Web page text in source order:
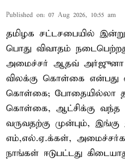
Published on: 07 Aug 2026, 10:55 am
தமிழக சட்டசபையில்
பொது விவாதம்
அமைச்சர் ஆதவ் அர்ஜுனா
விலக்கு கொள்கை என்பது
கொள்கை; போதையில்லா
கொள்கை, ஆட்சிக்கு வந்த
வருவதற்கு முன்பும், இங்கு
எம்,எல்.ஏ.க்கள்,
நாங்கள் ஈடுபட்டது